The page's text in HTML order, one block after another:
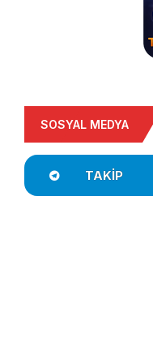
SOSYAL MEDYA
TAKIP